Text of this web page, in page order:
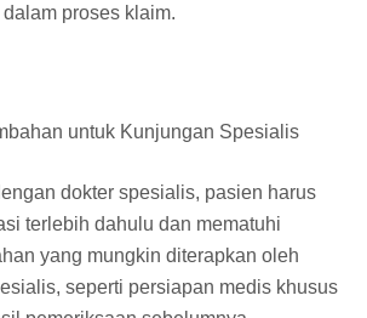
proses klaim.
untuk Kunjungan Spesialis
dokter spesialis, pasien harus
terlebih dahulu dan mematuhi
yang mungkin diterapkan oleh
seperti persiapan medis khusus